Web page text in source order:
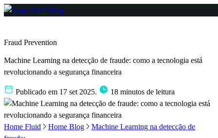
Fraud Prevention
Machine Learning na detecção de fraude: como a tecnologia está
revolucionando a segurança financeira
Publicado em 17 set 2025. 18 minutos de leitura
Home Fluid Home Blog
Machine Learning na detecção de